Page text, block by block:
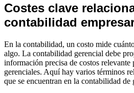
Costes clave
contabilidad
En la contabilidad, un costo mide
algo. La contabilidad gerencial debe
información precisa de costos relevante
gerenciales. Aquí hay varios términos
que se encuentran en la contabilidad de